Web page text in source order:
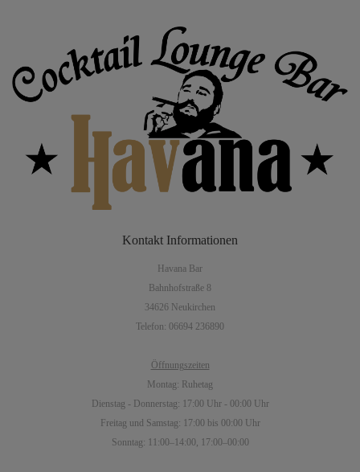
Kontakt Informationen
Havana Bar
Bahnhofstraße 8
34626 Neukirchen
Telefon: 06694 236890
Öffnungszeiten
Montag: Ruhetag
Dienstag - Donnerstag: 17:00 Uhr - 00:00 Uhr
Freitag und Samstag: 17:00 bis 00:00 Uhr
Sonntag: 11:00–14:00, 17:00–00:00